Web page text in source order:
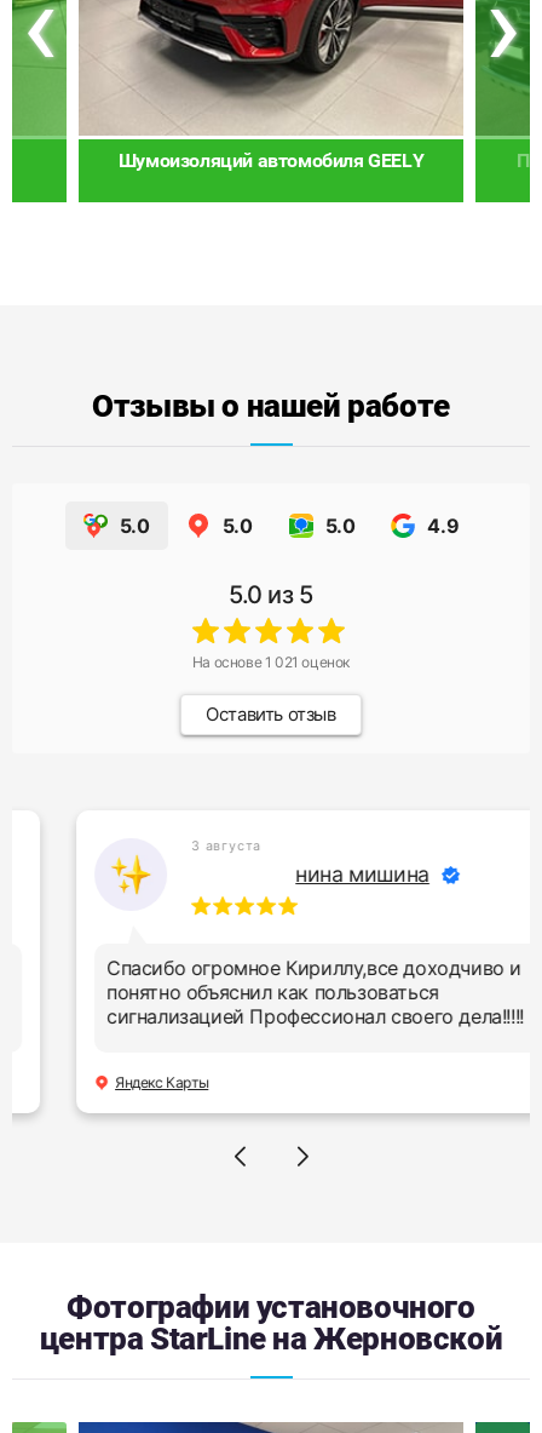
Шумоизоляций автомобиля GEELY
Отзывы о нашей работе
5.0 5.0 5.0 4.9
5.0 из 5
На основе1 021 оценок
Оставить отзыв
3 августа
нина мишина
Спасибо огромное Кириллу,все доходчиво и
понятно объяснил как пользоваться
сигнализацией Профессионал своего дела!!!!!
Яндекс Карты
Фотографии установочного
центра StarLine на Жерновской